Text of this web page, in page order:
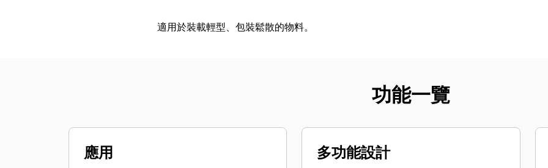
適用於裝載輕型、包裝鬆散的物料。
功能一覽
應用 多功能設計